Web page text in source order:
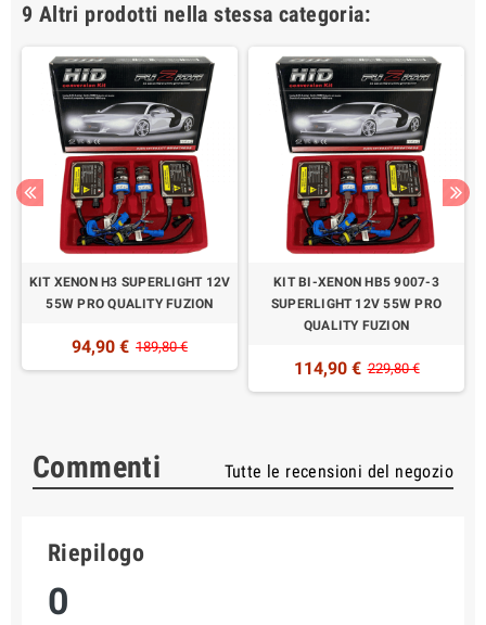
9 Altri prodotti nella stessa categoria:
KIT XENON H3 SUPERLIGHT 12V
55W PRO QUALITY FUZION
94,90 € 189,80 €
KIT BI-XENON HB5 9007-3
SUPERLIGHT 12V 55W PRO
QUALITY FUZION
114,90 € 229,80 €
Commenti Tutte le recensioni del negozio
Riepilogo
0